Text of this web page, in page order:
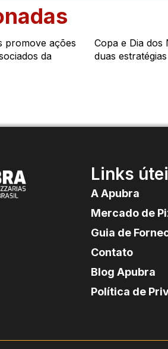
promove ações
da
Copa e Dia dos
duas estratégias
Links
A Apubra
Mercado de
Guia de
Contato
Blog Apubra
Política de